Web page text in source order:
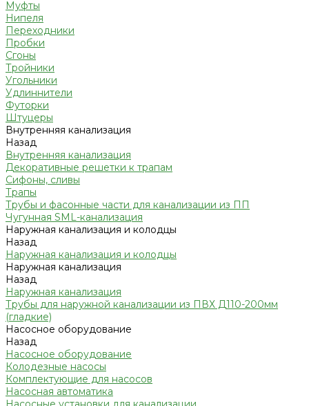
Муфты
Нипеля
Переходники
Пробки
Сгоны
Тройники
Угольники
Удлиннители
Футорки
Штуцеры
Внутренняя канализация
Назад
Внутренняя канализация
Декоративные решетки к трапам
Сифоны, сливы
Трапы
Трубы и фасонные части для канализации из ПП
Чугунная SML-канализация
Наружная канализация и колодцы
Назад
Наружная канализация и колодцы
Наружная канализация
Назад
Наружная канализация
Трубы для наружной канализации из ПВХ Д110-200мм
(гладкие)
Насосное оборудование
Назад
Насосное оборудование
Колодезные насосы
Комплектующие для насосов
Насосная автоматика